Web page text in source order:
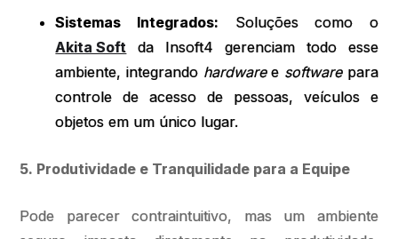
Sistemas Integrados: Soluções como o
Akita Soft da Insoft4 gerenciam todo esse
ambiente, integrando hardwaree softwarepara
controle de acesso de pessoas, veículos e
objetos em um único lugar.
5. Produtividade e Tranquilidade para a Equipe
Pode parecer contraintuitivo, mas um ambiente